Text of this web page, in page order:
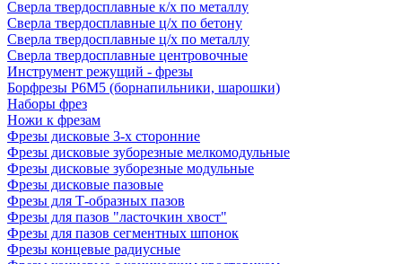
Сверла твердосплавные к/х по металлу
Сверла твердосплавные ц/х по бетону
Сверла твердосплавные ц/х по металлу
Сверла твердосплавные центровочные
Инструмент режущий - фрезы
Борфрезы Р6М5 (борнапильники, шарошки)
Наборы фрез
Ножи к фрезам
Фрезы дисковые 3-х сторонние
Фрезы дисковые зуборезные мелкомодульные
Фрезы дисковые зуборезные модульные
Фрезы дисковые пазовые
Фрезы для Т-образных пазов
Фрезы для пазов "ласточкин хвост"
Фрезы для пазов сегментных шпонок
Фрезы концевые радиусные